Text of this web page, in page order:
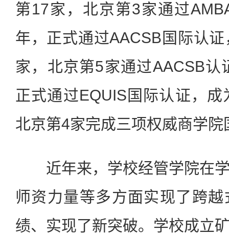
第17家，北京第3家通过
年，正式通过AACSB国际认
家，北京第5家通过AACSB认
正式通过EQUIS国际认证，
北京第4家完成三项权威商学
近年来，学校经管学院在学
师资力量等多方面实现了跨
绩、实现了新突破。学校成立